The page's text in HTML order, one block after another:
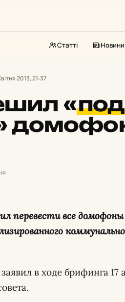
Статті Новини
2013, 21:37
«
перевести все домофоны
в ходе брифинга 17